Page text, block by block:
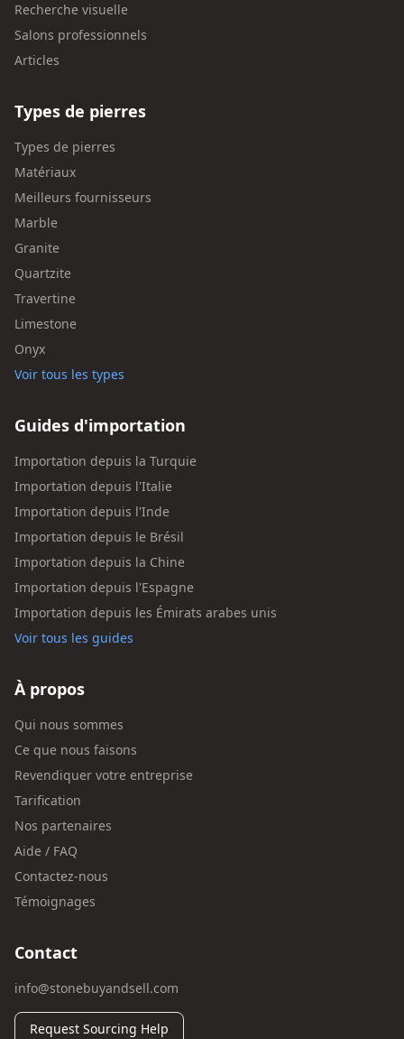
Recherche visuelle
Salons professionnels
Articles
Types de pierres
Types de pierres
Matériaux
Meilleurs fournisseurs
Marble
Granite
Quartzite
Travertine
Limestone
Onyx
Voir tous les types
Guides d'importation
Importation depuis la Turquie
Importation depuis l'Italie
Importation depuis l'Inde
Importation depuis le Brésil
Importation depuis la Chine
Importation depuis l'Espagne
Importation depuis les Émirats arabes unis
Voir tous les guides
À propos
Qui nous sommes
Ce que nous faisons
Revendiquer votre entreprise
Tarification
Nos partenaires
Aide / FAQ
Contactez-nous
Témoignages
Contact
info@stonebuyandsell.com
Request Sourcing Help